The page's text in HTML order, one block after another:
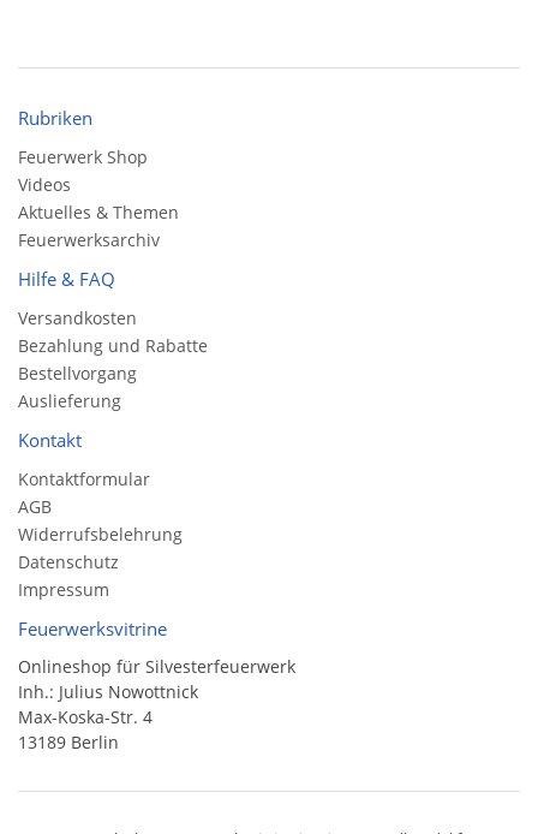
Rubriken
Feuerwerk Shop
Videos
Aktuelles & Themen
Feuerwerksarchiv
Hilfe & FAQ
Versandkosten
Bezahlung und Rabatte
Bestellvorgang
Auslieferung
Kontakt
Kontaktformular
AGB
Widerrufsbelehrung
Datenschutz
Impressum
Feuerwerksvitrine
Onlineshop für Silvesterfeuerwerk
Inh.: Julius Nowottnick
Max-Koska-Str. 4
13189 Berlin